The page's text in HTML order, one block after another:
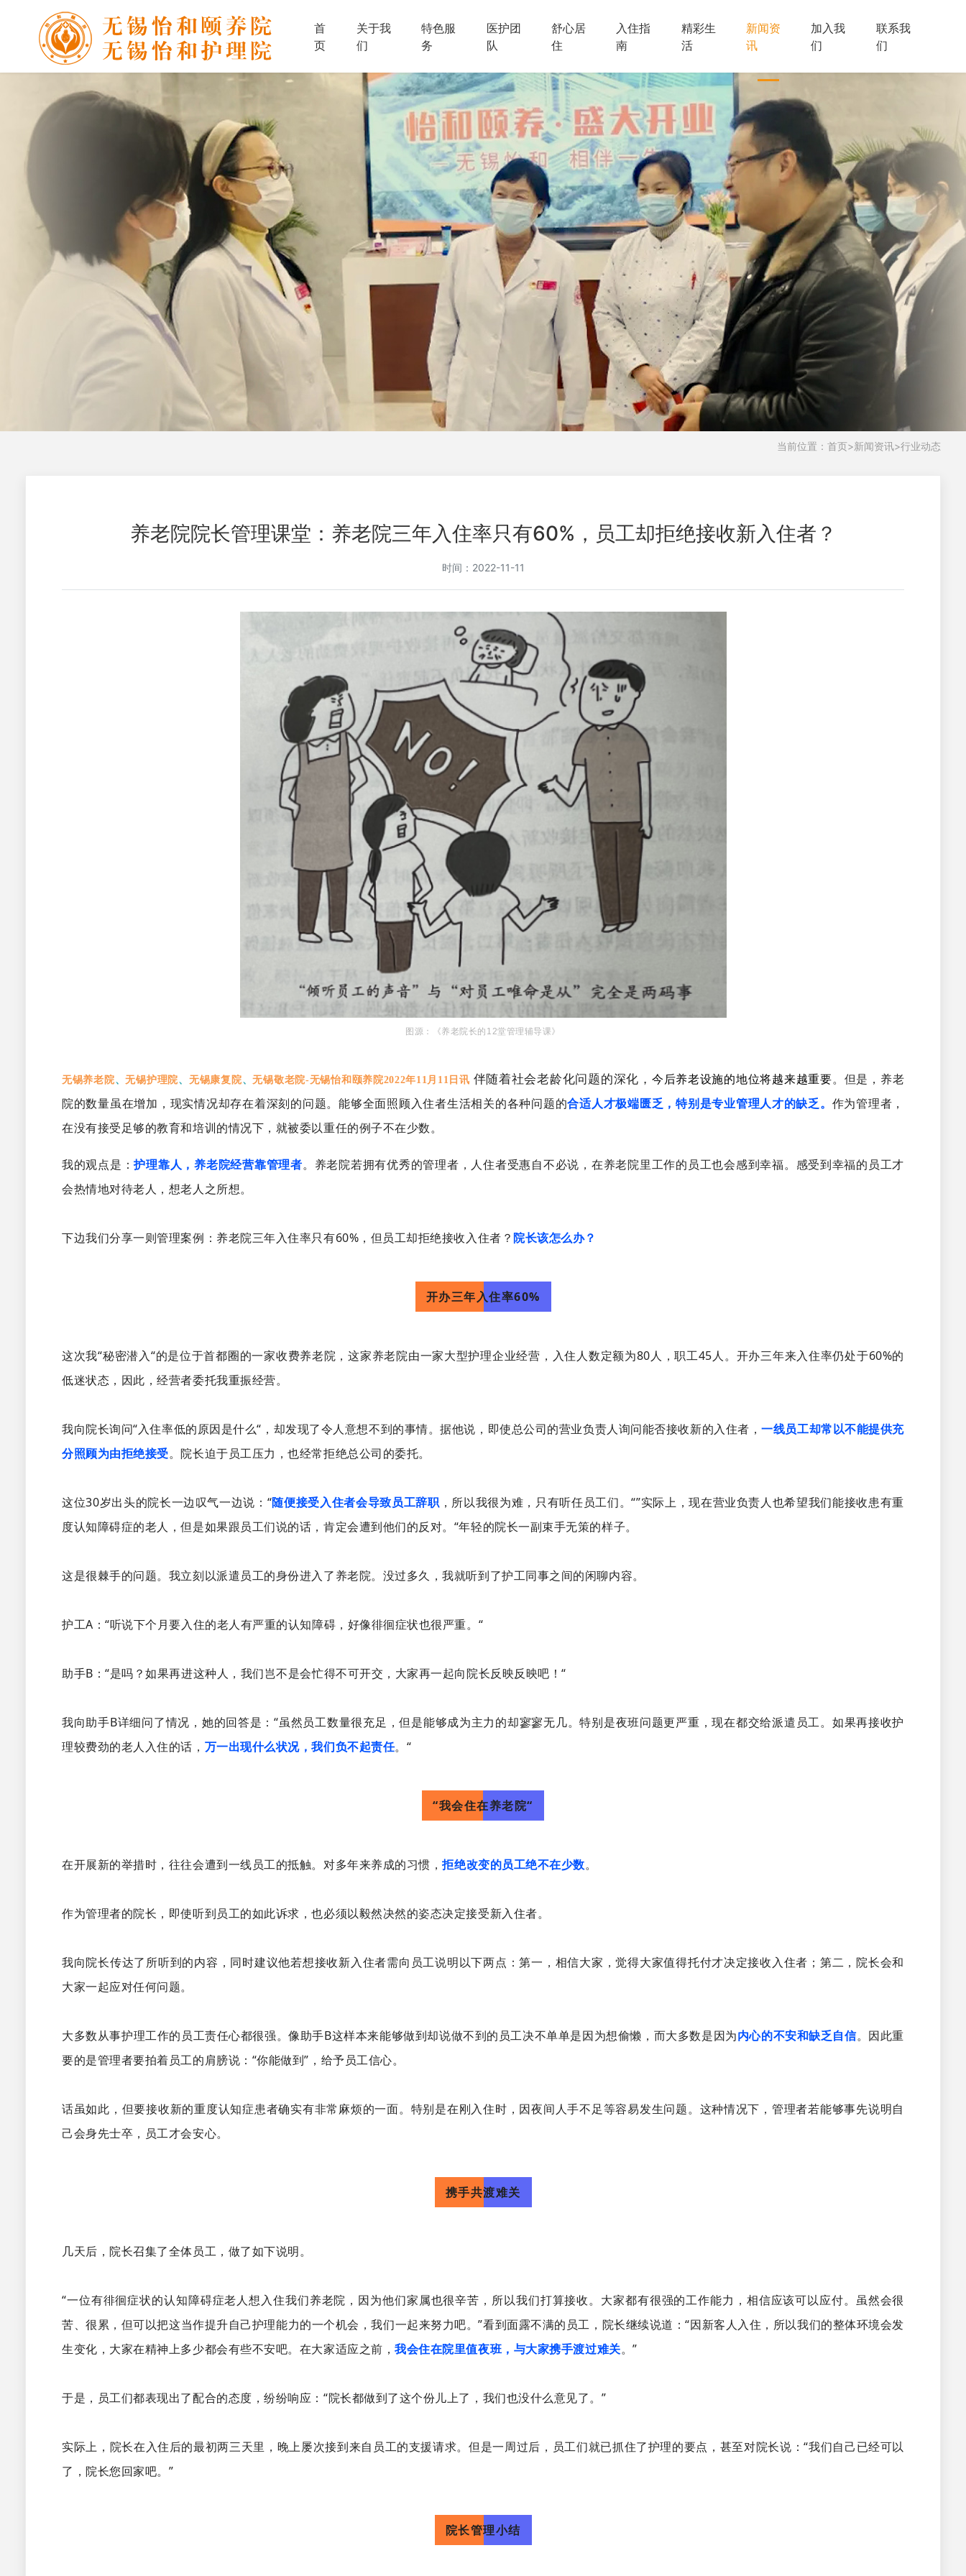
首
页
关于我
们
特色服
务
医护团
队
舒心居
住
入住指
南
精彩生
活
新闻资
讯
加入我
们
联系我
们
当前位置： 首页>新闻资讯>行业动态
养老院院长管理课堂：养老院三年入住率只有60%，员工却拒绝接收新入住者？
时间：2022-11-11
图源： 《养老院长的12堂管理辅导课》
无锡养老院、无锡护理院、 无锡康复院、无锡敬老院-无锡怡和颐养院2022年11月11日讯 伴随着社会老龄化问题的深化， 今后养老设施的地位将越来越重要。 但是，养老
院的数量虽在增加，现实情况却存在着深刻的问题。能够全面照顾入住者生活相关的各种问题的合适人才极端匮乏，特别是专业管理人才的缺乏。 作为管理者，
在没有接受足够的教育和培训的情况下，就被委以重任的例子不在少数。
我的观点是：护理靠人，养老院经营靠管理者。养老院若拥有优秀的管理者，人住者受惠自不必说，在养老院里工作的员工也会感到幸福。感受到幸福的员工才
会热情地对待老人， 想老人之所想。
下边我们分享一则管理案例：养老院三年入住率只有60%，但员工却拒绝接收入住者？院长该怎么办？
开办三年入住率60%
这次我“秘密潜入“的是位于首都圈的一家收费养老院，这家养老院由一家大型护理企业经营，入住人数定额为80人，职工45人。开办三年来入住率仍处于60%的
低迷状态，因此，经营者委托我重振经营。
我向院长询问“入住率低的原因是什么“，却发现了令人意想不到的事情。据他说，即使总公司的营业负责人询问能否接收新的入住者，一线员工却常以不能提供充
分照顾为由拒绝接受。院长迫于员工压力，也经常拒绝总公司的委托。
这位30岁出头的院长一边叹气一边说：“随便接受入住者会导致员工辞职 ，所以我很为难，只有听任员工们。“”实际上，现在营业负责人也希望我们能接收患有重
度认知障碍症的老人，但是如果跟员工们说的话，肯定会遭到他们的反对。“年轻的院长一副束手无策的样子。
这是很棘手的问题。我立刻以派遣员工的身份进入了养老院。没过多久，我就听到了护工同事之间的闲聊内容。
护工A：“听说下个月要入住的老人有严重的认知障碍，好像徘徊症状也很严重。“
助手B：“是吗？如果再进这种人，我们岂不是会忙得不可开交，大家再一起向院长反映反映吧！“
我向助手B详细问了情况，她的回答是：“虽然员工数量很充足，但是能够成为主力的却寥寥无几。特别是夜班问题更严重，现在都交给派遣员工。如果再接收护
理较费劲的老人入住的话， 万一出现什么状况，我们负不起责任。“
“我会住在养老院“
在开展新的举措时，往往会遭到一线员工的抵触。对多年来养成的习惯，拒绝改变的员工绝不在少数。
作为管理者的院长，即使听到员工的如此诉求，也必须以毅然决然的姿态决定接受新入住者。
我向院长传达了所听到的内容，同时建议他若想接收新入住者需向员工说明以下两点：第一，相信大家，觉得大家值得托付才决定接收入住者；第二，院长会和
大家一起应对任何问题。
大多数从事护理工作的员工责任心都很强。像助手B这样本来能够做到却说做不到的员工决不单单是因为想偷懒，而大多数是因为内心的不安和缺乏自信。因此重
要的是管理者要拍着员工的肩膀说：“你能做到”，给予员工信心。
话虽如此，但要接收新的重度认知症患者确实有非常麻烦的一面。特别是在刚入住时，因夜间人手不足等容易发生问题。这种情况下，管理者若能够事先说明自
己会身先士卒，员工才会安心。
携手共渡难关
几天后，院长召集了全体员工，做了如下说明。
“一位有徘徊症状的认知障碍症老人想入住我们养老院，因为他们家属也很辛苦，所以我们打算接收。大家都有很强的工作能力，相信应该可以应付。虽然会很
苦、很累，但可以把这当作提升自己护理能力的一个机会，我们一起来努力吧。”看到面露不满的员工，院长继续说道：“因新客人入住，所以我们的整体环境会发
生变化，大家在精神上多少都会有些不安吧。在大家适应之前，我会住在院里值夜班，与大家携手渡过难关。”
于是，员工们都表现出了配合的态度，纷纷响应：“院长都做到了这个份儿上了，我们也没什么意见了。”
实际上，院长在入住后的最初两三天里，晚上屡次接到来自员工的支援请求。但是一周过后，员工们就已抓住了护理的要点，甚至对院长说：“我们自己已经可以
了，院长您回家吧。”
院长管理小结